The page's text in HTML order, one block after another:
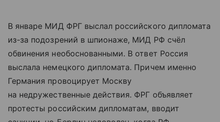
В январе МИД ФРГ выслал российского дипломата
из-за подозрений в шпионаже, МИД РФ счёл
обвинения необоснованными. В ответ Россия
выслала немецкого дипломата. Причем именно
Германия провоцирует Москву
на недружественные действия. ФРГ объявляет
протесты российским дипломатам, вводит